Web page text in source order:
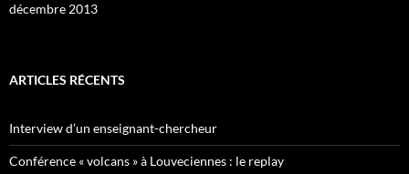
décembre 2013
ARTICLES RÉCENTS
Interview d’un enseignant-chercheur
Conférence « volcans » à Louveciennes : le replay